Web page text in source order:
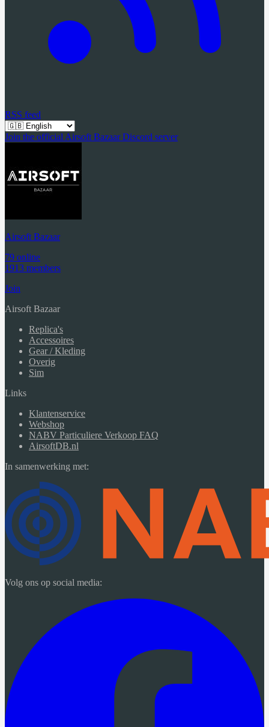
RSS feed
Join the official Airsoft Bazaar Discord server
Airsoft Bazaar
79 online
1913 members
Join
Airsoft Bazaar
Replica's
Accessoires
Gear / Kleding
Overig
Sim
Links
Klantenservice
Webshop
NABV Particuliere Verkoop FAQ
AirsoftDB.nl
In samenwerking met:
Volg ons op social media: